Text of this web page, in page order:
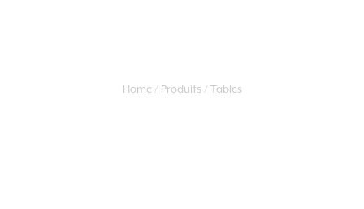
Home Produits Tables